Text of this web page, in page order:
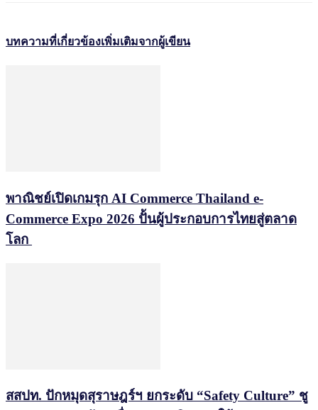
บทความที่เกี่ยวข้องเพิ่มเติมจากผู้เขียน
พาณิชย์เปิดเกมรุก AI Commerce Thailand e-
Commerce Expo 2026 ปั้นผู้ประกอบการไทยสู่ตลาด
โลก
สสปท. ปักหมุดสุราษฎร์ฯ ยกระดับ “Safety Culture” ชู